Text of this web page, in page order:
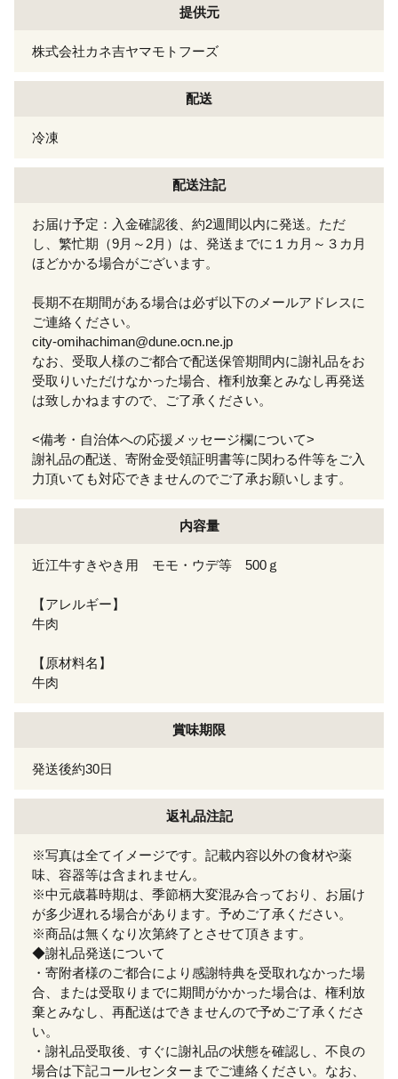
提供元
株式会社カネ吉ヤマモトフーズ
配送
冷凍
配送注記
お届け予定：入金確認後、約2週間以内に発送。ただ
し、繁忙期（9月～2月）は、発送までに１カ月～３カ月
ほどかかる場合がございます。
長期不在期間がある場合は必ず以下のメールアドレスに
ご連絡ください。
city-omihachiman@dune.ocn.ne.jp
なお、受取人様のご都合で配送保管期間内に謝礼品をお
受取りいただけなかった場合、権利放棄とみなし再発送
は致しかねますので、ご了承ください。
<備考・自治体への応援メッセージ欄について>
謝礼品の配送、寄附金受領証明書等に関わる件等をご入
力頂いても対応できませんのでご了承お願いします。
内容量
近江牛すきやき用 モモ・ウデ等 500ｇ
【アレルギー】
牛肉
【原材料名】
牛肉
賞味期限
発送後約30日
返礼品注記
※写真は全てイメージです。記載内容以外の食材や薬
味、容器等は含まれません。
※中元歳暮時期は、季節柄大変混み合っており、お届け
が多少遅れる場合があります。予めご了承ください。
※商品は無くなり次第終了とさせて頂きます。
◆謝礼品発送について
・寄附者様のご都合により感謝特典を受取れなかった場
合、または受取りまでに期間がかかった場合は、権利放
棄とみなし、再配送はできませんので予めご了承くださ
い。
・謝礼品受取後、すぐに謝礼品の状態を確認し、不良の
場合は下記コールセンターまでご連絡ください。なお、